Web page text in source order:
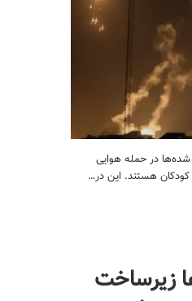
در حمله هوایی
و کودکان هستند. این در…
زیرساخت